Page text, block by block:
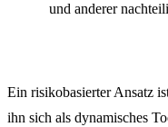
und anderer
Ein risikobasierter Ansatz
ihn sich als dynamisches